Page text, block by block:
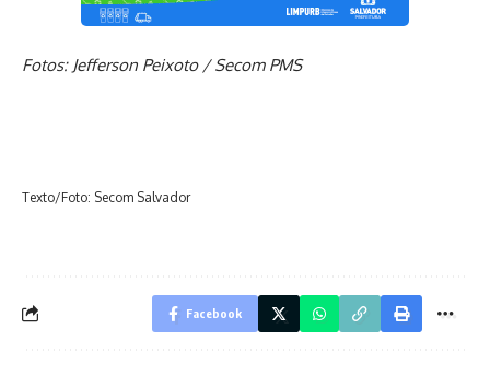
Fotos: Jefferson Peixoto / Secom PMS
Texto/Foto: Secom Salvador
Facebook